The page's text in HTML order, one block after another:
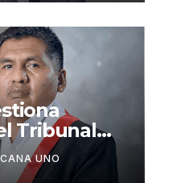
Tribunal
liberación
UNO